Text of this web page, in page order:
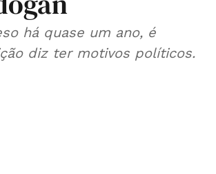
há quase um ano, é